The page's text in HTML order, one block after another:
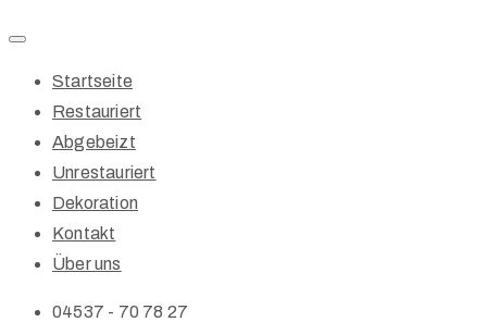
Startseite
Restauriert
Abgebeizt
Unrestauriert
Dekoration
Kontakt
Über uns
04537 - 70 78 27